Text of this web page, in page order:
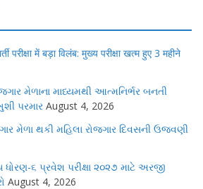
परीक्षा में बड़ा विलंब: मुख्य परीक्षा खत्म हुए 3 महीने
મેળાના માધ્યમથી આત્મનિર્ભર બનતી
પરમાર August 4, 2026
મેળા થકી મહિલા રોજગાર દિવસની ઉજવણી
૬ પ્રવેશ પરીક્ષા ૨૦૨૭ માટે અરજી
August 4, 2026